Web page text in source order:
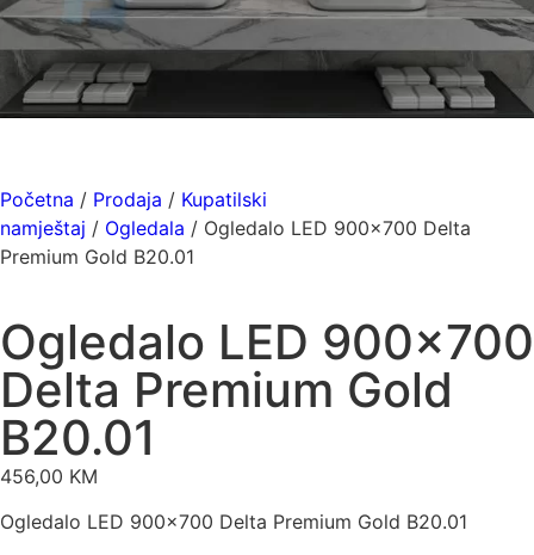
Početna / Prodaja / Kupatilski
namještaj / Ogledala / Ogledalo LED 900×700 Delta
Premium Gold B20.01
Ogledalo LED 900×700
Delta Premium Gold
B20.01
456,00 KM
Ogledalo LED 900×700 Delta Premium Gold B20.01